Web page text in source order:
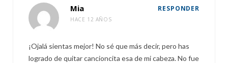
Mia
HACE 12 AÑOS
RESPONDER
¡Ojalá sientas mejor! No sé que más decir, pero has
logrado de quitar cancioncita esa de mi cabeza. No fue